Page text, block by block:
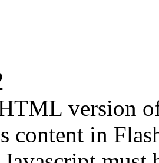
version
content in